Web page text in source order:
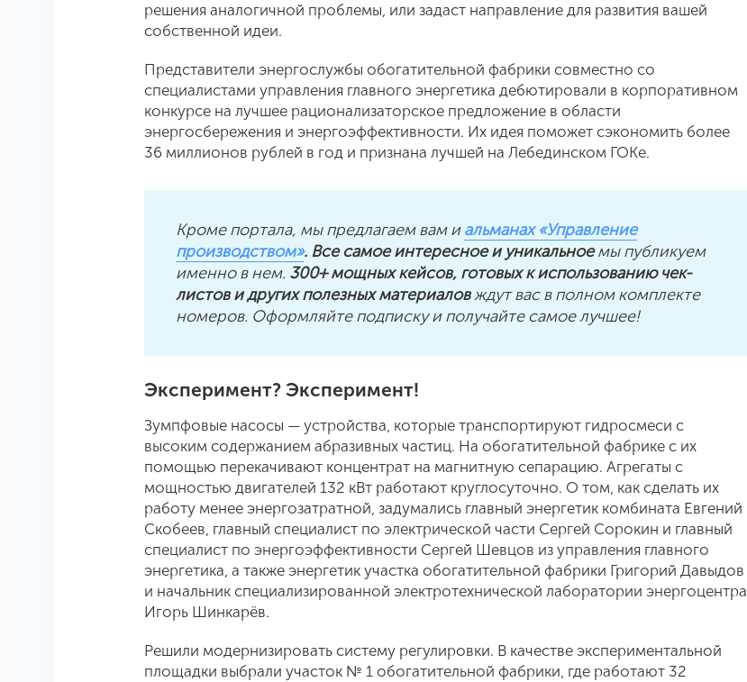
решения аналогичной проблемы, или задаст направление для развития вашей
собственной идеи.
Представители энергослужбы обогатительной фабрики совместно со
специалистами управления главного энергетика дебютировали в корпоративном
конкурсе на лучшее рационализаторское предложение в области
энергосбережения и энергоэффективности. Их идея поможет сэкономить более
36 миллионов рублей в год и признана лучшей на Лебединском ГОКе.
Кроме портала, мы предлагаем вам иальманах «Управление
производством». Все самое интересное и уникальноемы публикуем
именно в нем. 300+ мощных кейсов, готовых к использованию чек-
листов и других полезных материаловждут вас в полном комплекте
номеров. Оформляйте подписку и получайте самое лучшее!
Эксперимент? Эксперимент!
Зумпфовые насосы — устройства, которые транспортируют гидросмеси с
высоким содержанием абразивных частиц. На обогатительной фабрике с их
помощью перекачивают концентрат на магнитную сепарацию. Агрегаты с
мощностью двигателей 132 кВт работают круглосуточно. О том, как сделать их
работу менее энергозатратной, задумались главный энергетик комбината Евгений
Скобеев, главный специалист по электрической части Сергей Сорокин и главный
специалист по энергоэффективности Сергей Шевцов из управления главного
энергетика, а также энергетик участка обогатительной фабрики Григорий Давыдов
и начальник специализированной электротехнической лаборатории энергоцентра
Игорь Шинкарёв.
Решили модернизировать систему регулировки. В качестве экспериментальной
площадки выбрали участок № 1 обогатительной фабрики, где работают 32